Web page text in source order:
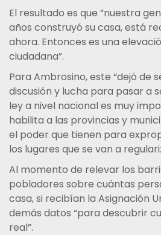
El resultado es que “nuestra
años construyó su casa, está
ahora. Entonces es una
ciudadana”.
Para Ambrosino, este “dejó de
discusión y lucha para pasar a
ley a nivel nacional es muy
habilita a las provincias y
el poder que tienen para
los lugares que se van a
Al momento de relevar los
pobladores sobre cuántas
casa, si recibían la Asignación
demás datos “para descubrir
real”.